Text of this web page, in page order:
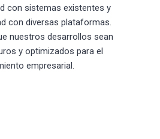
con sistemas existentes y
con diversas plataformas.
nuestros desarrollos sean
y optimizados para el
empresarial.